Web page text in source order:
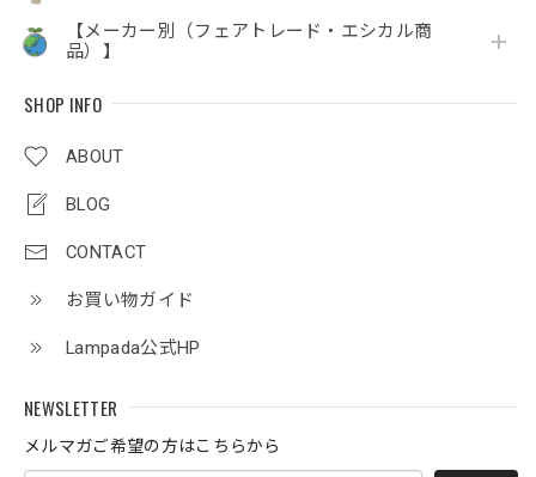
【メーカー別（フェアトレード・エシカル商
品）】
SHOP INFO
ABOUT
BLOG
CONTACT
お買い物ガイド
Lampada公式HP
NEWSLETTER
メルマガご希望の方はこちらから